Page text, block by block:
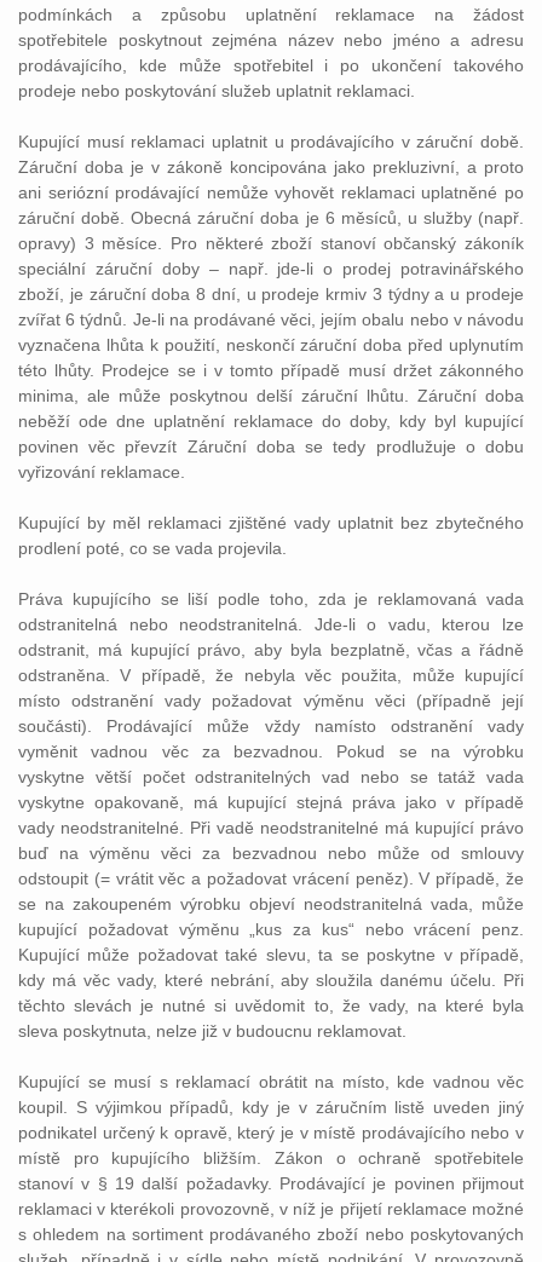
podmínkách a způsobu uplatnění reklamace na žádost
spotřebitele poskytnout zejména název nebo jméno a adresu
prodávajícího, kde může spotřebitel i po ukončení takového
prodeje nebo poskytování služeb uplatnit reklamaci.
Kupující musí reklamaci uplatnit u prodávajícího v záruční době.
Záruční doba je v zákoně koncipována jako prekluzivní, a proto
ani seriózní prodávající nemůže vyhovět reklamaci uplatněné po
záruční době. Obecná záruční doba je 6 měsíců, u služby (např.
opravy) 3 měsíce. Pro některé zboží stanoví občanský zákoník
speciální záruční doby – např. jde-li o prodej potravinářského
zboží, je záruční doba 8 dní, u prodeje krmiv 3 týdny a u prodeje
zvířat 6 týdnů. Je-li na prodávané věci, jejím obalu nebo v návodu
vyznačena lhůta k použití, neskončí záruční doba před uplynutím
této lhůty. Prodejce se i v tomto případě musí držet zákonného
minima, ale může poskytnou delší záruční lhůtu. Záruční doba
neběží ode dne uplatnění reklamace do doby, kdy byl kupující
povinen věc převzít Záruční doba se tedy prodlužuje o dobu
vyřizování reklamace.
Kupující by měl reklamaci zjištěné vady uplatnit bez zbytečného
prodlení poté, co se vada projevila.
Práva kupujícího se liší podle toho, zda je reklamovaná vada
odstranitelná nebo neodstranitelná. Jde-li o vadu, kterou lze
odstranit, má kupující právo, aby byla bezplatně, včas a řádně
odstraněna. V případě, že nebyla věc použita, může kupující
místo odstranění vady požadovat výměnu věci (případně její
součásti). Prodávající může vždy namísto odstranění vady
vyměnit vadnou věc za bezvadnou. Pokud se na výrobku
vyskytne větší počet odstranitelných vad nebo se tatáž vada
vyskytne opakovaně, má kupující stejná práva jako v případě
vady neodstranitelné. Při vadě neodstranitelné má kupující právo
buď na výměnu věci za bezvadnou nebo může od smlouvy
odstoupit (= vrátit věc a požadovat vrácení peněz). V případě, že
se na zakoupeném výrobku objeví neodstranitelná vada, může
kupující požadovat výměnu „kus za kus“ nebo vrácení penz.
Kupující může požadovat také slevu, ta se poskytne v případě,
kdy má věc vady, které nebrání, aby sloužila danému účelu. Při
těchto slevách je nutné si uvědomit to, že vady, na které byla
sleva poskytnuta, nelze již v budoucnu reklamovat.
Kupující se musí s reklamací obrátit na místo, kde vadnou věc
koupil. S výjimkou případů, kdy je v záručním listě uveden jiný
podnikatel určený k opravě, který je v místě prodávajícího nebo v
místě pro kupujícího bližším. Zákon o ochraně spotřebitele
stanoví v § 19 další požadavky. Prodávající je povinen přijmout
reklamaci v kterékoli provozovně, v níž je přijetí reklamace možné
s ohledem na sortiment prodávaného zboží nebo poskytovaných